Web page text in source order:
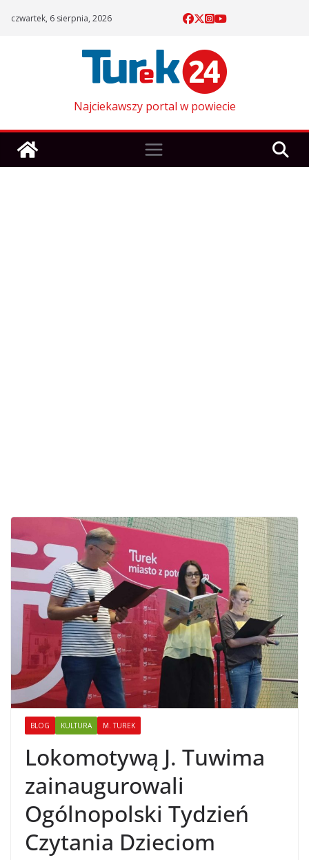
czwartek, 6 sierpnia, 2026
Najciekawszy portal w powiecie
BLOG KULTURA M. TUREK
Lokomotywą J. Tuwima
zainaugurowali
Ogólnopolski Tydzień
Czytania Dzieciom